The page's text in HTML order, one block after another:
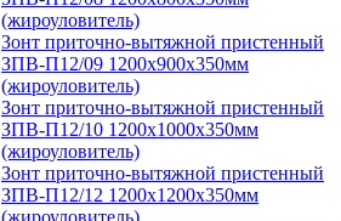
(жироуловитель)
Зонт приточно-вытяжной пристенный
ЗПВ-П12/09 1200х900х350мм
(жироуловитель)
Зонт приточно-вытяжной пристенный
ЗПВ-П12/10 1200х1000х350мм
(жироуловитель)
Зонт приточно-вытяжной пристенный
ЗПВ-П12/12 1200х1200х350мм
(жироуловитель)